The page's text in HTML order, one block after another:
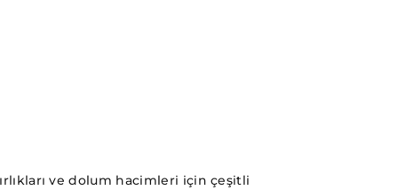
ve dolum hacimleri için çeşitli